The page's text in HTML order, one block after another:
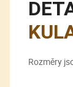
Rozměry